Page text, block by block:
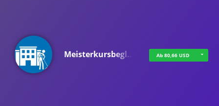
Meisterkursbegl… Ab 80,66 USD